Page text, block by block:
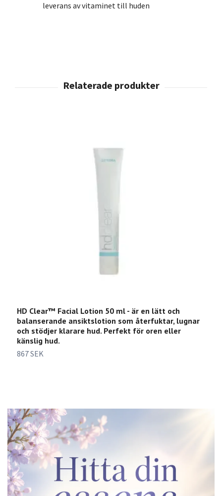
leverans av vitaminet till huden
HD Clear™ Facial Lotion 50 ml - är en lätt och
balanserande ansiktslotion som återfuktar, lugnar
och stödjer klarare hud. Perfekt för oren eller
känslig hud.
867 SEK